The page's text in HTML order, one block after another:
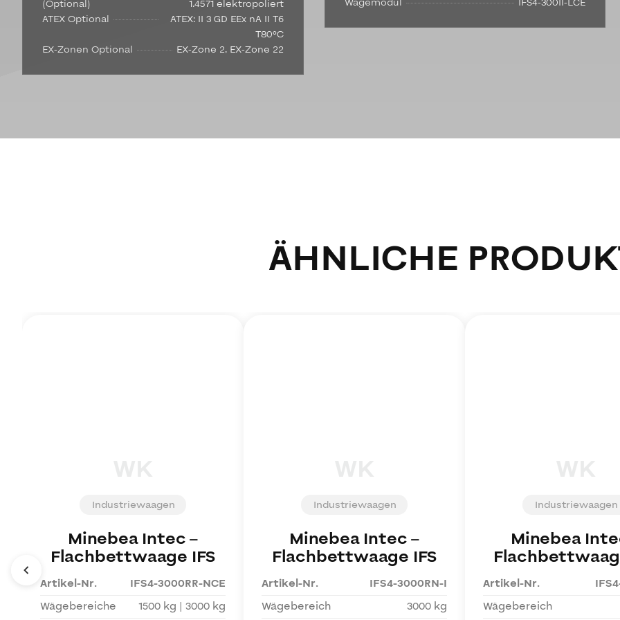
(Optional)
1.4571 elektropoliert
ATEX Optional
ATEX: II 3 GD EEx nA II T6
T80°C
EX-Zonen Optional
EX-Zone 2, EX-Zone 22
ÄHNLICHE
Industriewaagen
Minebea Intec–
Flachbettwaage IFS
Artikel-Nr.
IFS4-3000RR-NCE
Wägebereiche
1500 kg | 3000 kg
Industriewaagen
Minebea Intec–
Flachbettwaage IFS
Artikel-Nr.
IFS4-3000RN-I
Wägebereich
3000 kg
Industriewaagen
Minebea
Artikel-Nr.
Wägebereich